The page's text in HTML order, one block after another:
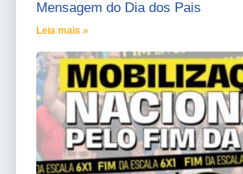
Mensagem do Dia dos Pais
Leia mais »